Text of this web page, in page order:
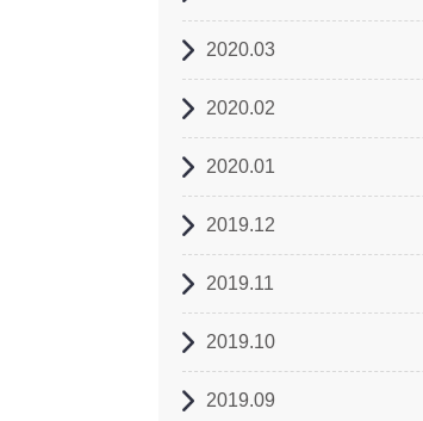
2020.03
2020.02
2020.01
2019.12
2019.11
2019.10
2019.09